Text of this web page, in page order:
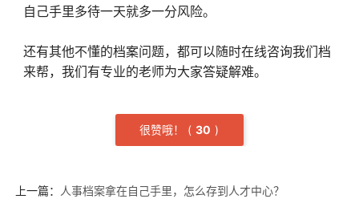
自己手里多待一天就多一分风险。
还有其他不懂的档案问题，都可以随时在线咨询我们档
来帮，我们有专业的老师为大家答疑解难。
很赞哦！ ( 30 )
上一篇： 人事档案拿在自己手里，怎么存到人才中心？